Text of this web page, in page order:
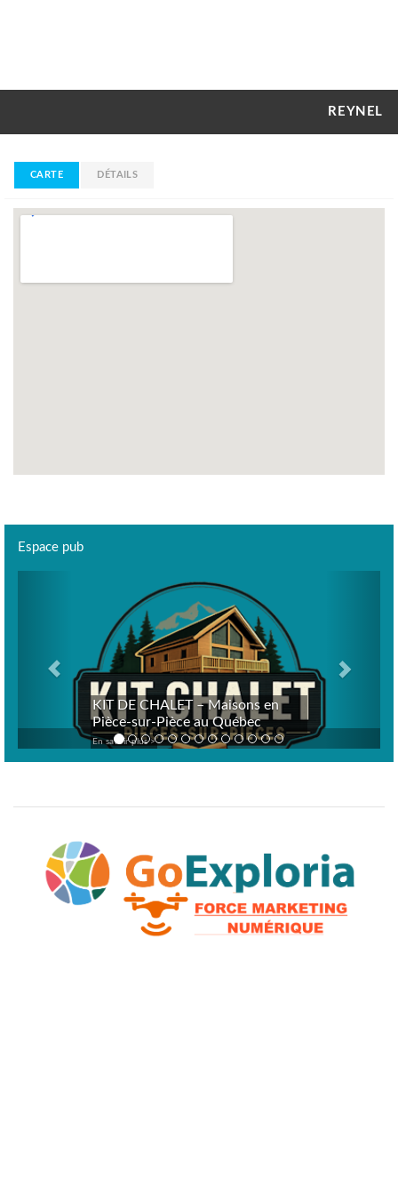
REYNEL
CARTE DÉTAILS
Espace pub
KIT DE CHALET – Maisons en
Pièce-sur-Pièce au Québec
En savoir plus >